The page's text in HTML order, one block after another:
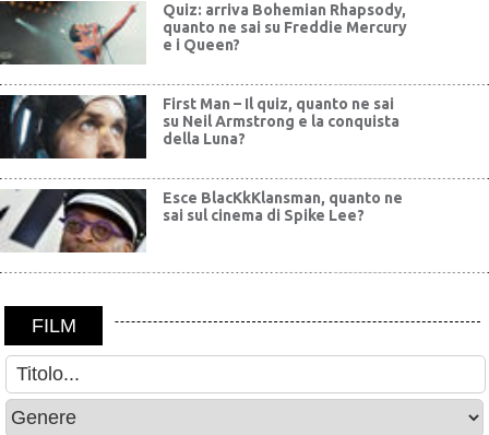
Quiz: arriva Bohemian Rhapsody,
quanto ne sai su Freddie Mercury
e i Queen?
First Man – Il quiz, quanto ne sai
su Neil Armstrong e la conquista
della Luna?
Esce BlacKkKlansman, quanto ne
sai sul cinema di Spike Lee?